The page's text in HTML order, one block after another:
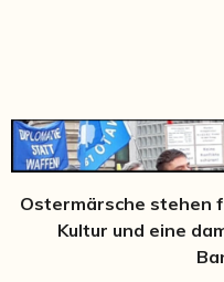
Ostermärsche stehen
Kultur und eine